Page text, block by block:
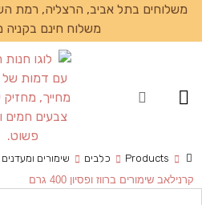
משלוחים בתל אביב, הרצליה, רמת
משלוח חינם בקניה
Products כלבים
שימורים
קרנילאב שימורים ברווז ופסיון 400 גרם